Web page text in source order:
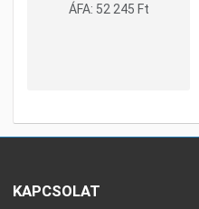
ÁFA: 52 245 Ft
KAPCSOLAT